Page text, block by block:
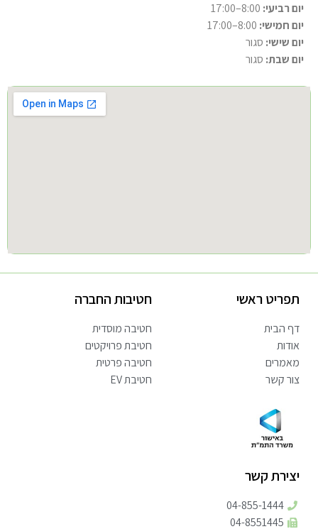
יום רביעי:
יום חמישי:
יום שישי: סגור
יום שבת: סגור
תפריט ראשי
דף הבית
אודות
מאמרים
צור קשר
חטיבות החברה
חטיבה מוסדית
חטיבת פרויקטים
חטיבה פרטית
חטיבת EV
יצירת קשר
04-855-1444
04-8551445